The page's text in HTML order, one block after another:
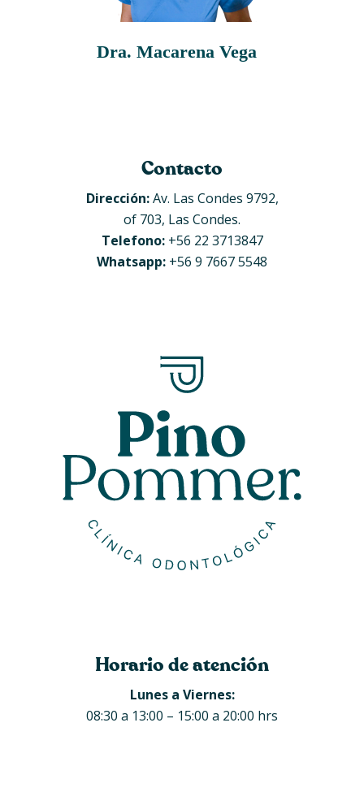
Dra. Macarena Vega
Contacto
Dirección:Av. Las Condes 9792,
of 703, Las Condes.
Telefono:+56 22 3713847
Whatsapp: +56 9 7667 5548
Horario de atención
Lunes a Viernes:
08:30 a 13:00 – 15:00 a 20:00 hrs